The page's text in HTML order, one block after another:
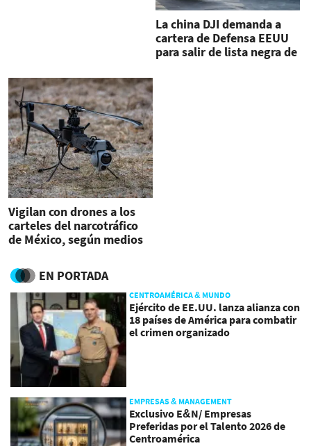
La china DJI demanda a
cartera de Defensa EEUU
para salir de lista negra de
Vigilan con drones a los
carteles del narcotráfico
de México, según medios
EN PORTADA
CENTROAMÉRICA & MUNDO
Ejército de EE.UU. lanza alianza con
18 países de América para combatir
el crimen organizado
EMPRESAS & MANAGEMENT
Exclusivo E&N/ Empresas
Preferidas por el Talento 2026 de
Centroamérica